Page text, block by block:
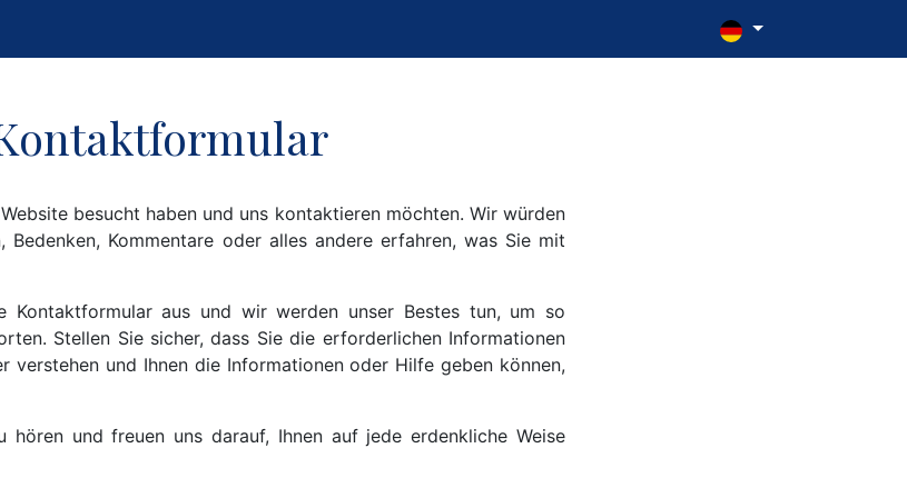
besucht haben und uns kontaktieren möchten. Wir würden
Bedenken, Kommentare oder alles andere erfahren, was Sie mit
Kontaktformular aus und wir werden unser Bestes tun, um so
Stellen Sie sicher, dass Sie die erforderlichen Informationen
verstehen und Ihnen die Informationen oder Hilfe geben können,
hören und freuen uns darauf, Ihnen auf jede erdenkliche Weise